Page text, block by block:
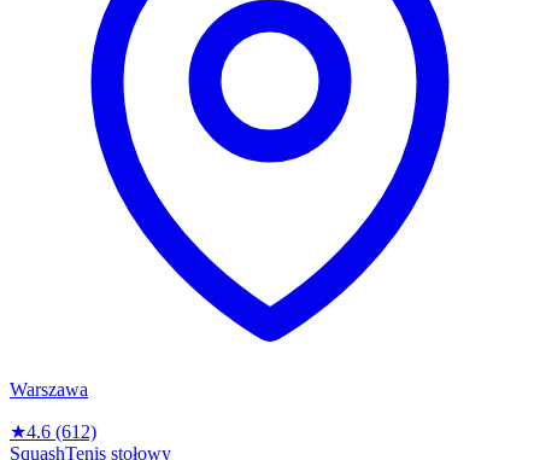
Warszawa
★4.6 (612)
SquashTenis stołowy